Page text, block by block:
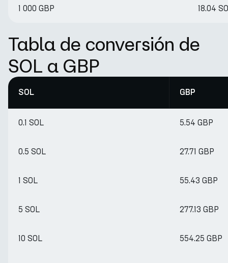
1 000 GBP 18.04
Tabla de conversión de
SOL a GBP
SOL GBP
0.1 SOL 5.54 GBP
0.5 SOL 27.71 GBP
1 SOL 55.43 GBP
5 SOL 277.13 GBP
10 SOL 554.25 GBP